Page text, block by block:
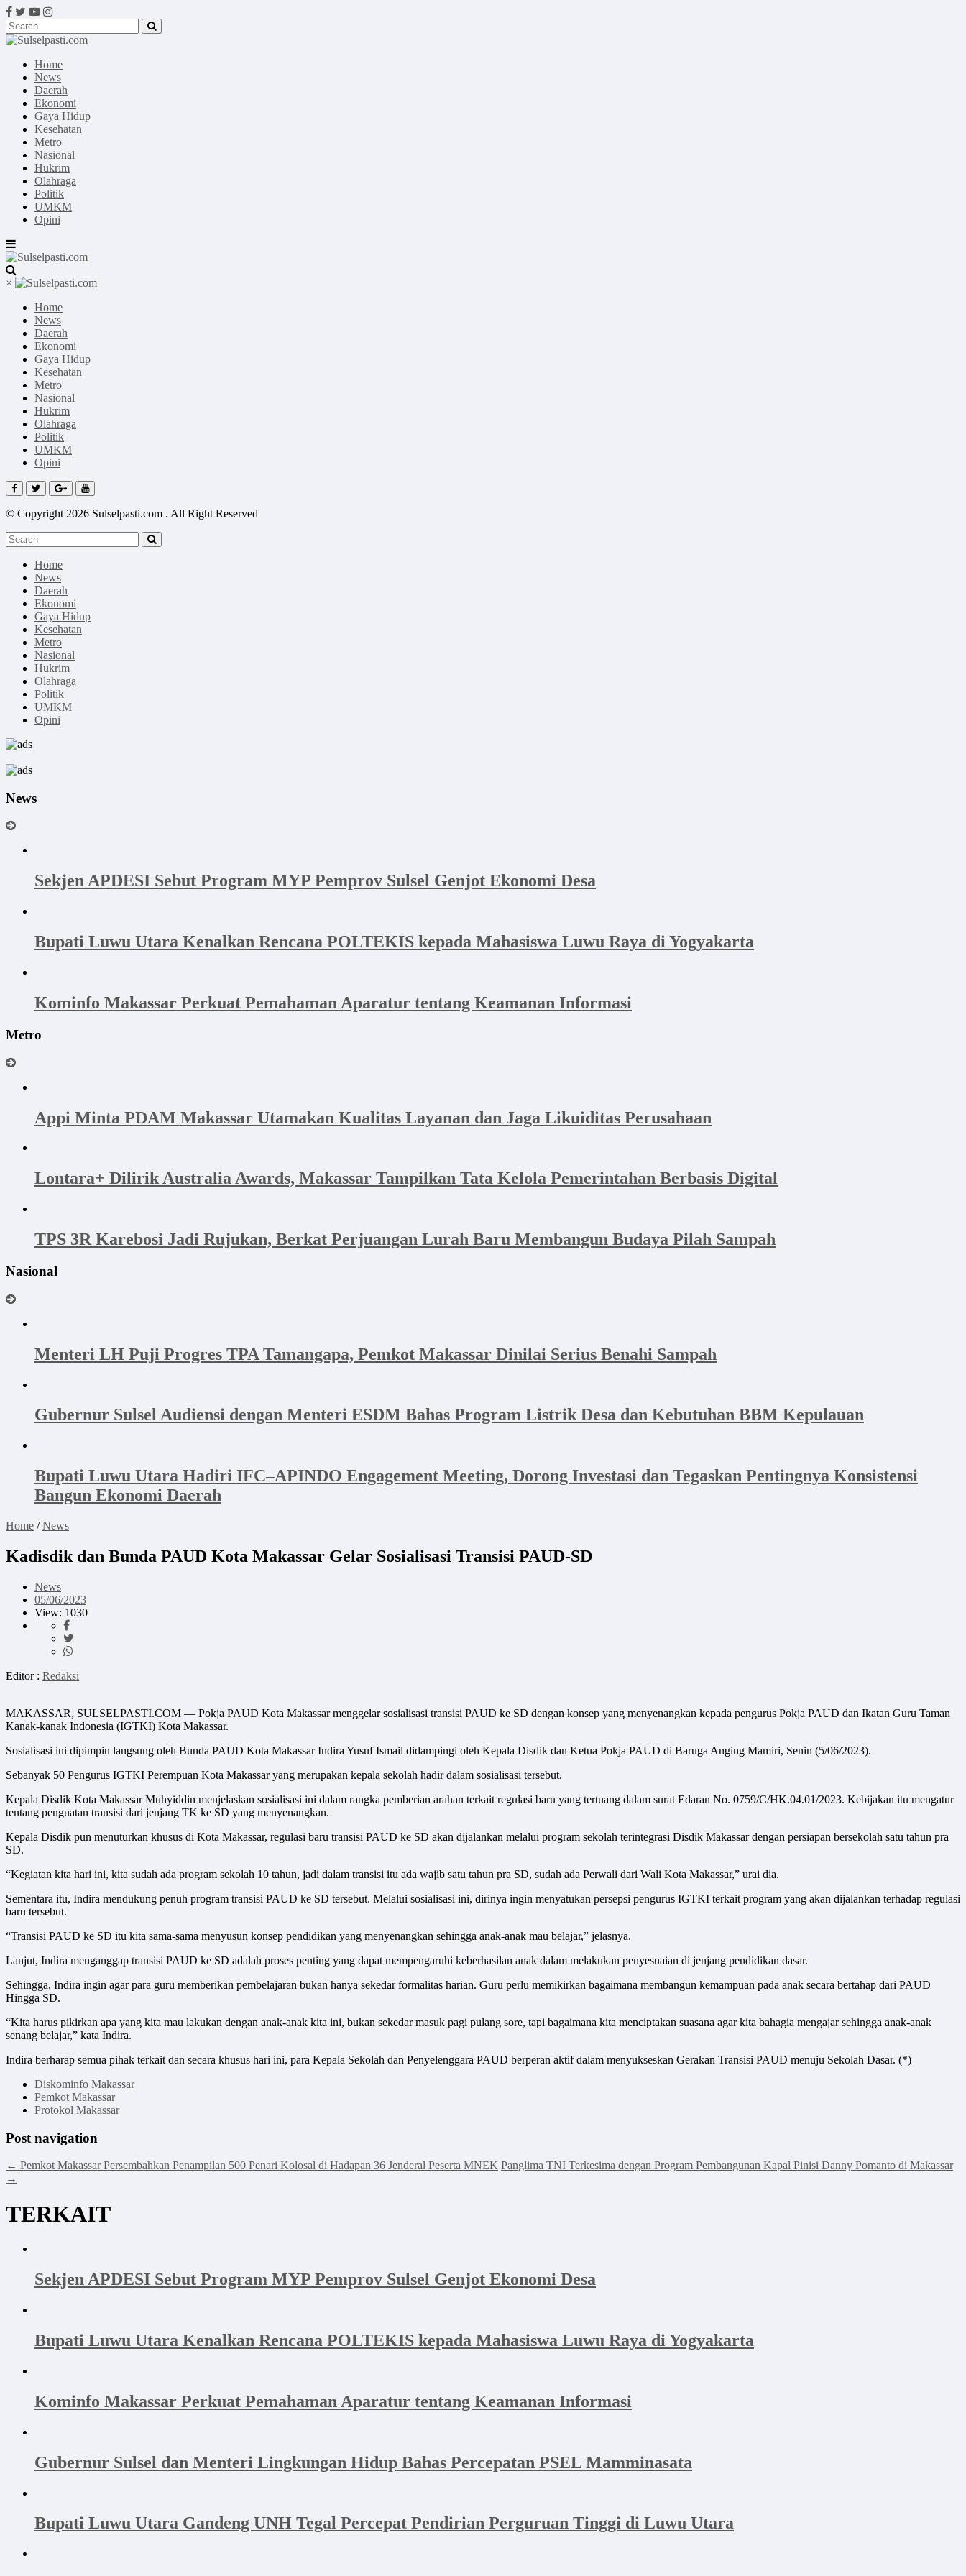
Home
News
Daerah
Ekonomi
Gaya Hidup
Kesehatan
Metro
Nasional
Hukrim
Olahraga
Politik
UMKM
Opini
×
Home
News
Daerah
Ekonomi
Gaya Hidup
Kesehatan
Metro
Nasional
Hukrim
Olahraga
Politik
UMKM
Opini
© Copyright 2026 Sulselpasti.com . All Right Reserved
Home
News
Daerah
Ekonomi
Gaya Hidup
Kesehatan
Metro
Nasional
Hukrim
Olahraga
Politik
UMKM
Opini
News
Sekjen APDESI Sebut Program MYP Pemprov Sulsel Genjot Ekonomi Desa
Bupati Luwu Utara Kenalkan Rencana POLTEKIS kepada Mahasiswa Luwu Raya di Yogyakarta
Kominfo Makassar Perkuat Pemahaman Aparatur tentang Keamanan Informasi
Metro
Appi Minta PDAM Makassar Utamakan Kualitas Layanan dan Jaga Likuiditas Perusahaan
Lontara+ Dilirik Australia Awards, Makassar Tampilkan Tata Kelola Pemerintahan Berbasis Digital
TPS 3R Karebosi Jadi Rujukan, Berkat Perjuangan Lurah Baru Membangun Budaya Pilah Sampah
Nasional
Menteri LH Puji Progres TPA Tamangapa, Pemkot Makassar Dinilai Serius Benahi Sampah
Gubernur Sulsel Audiensi dengan Menteri ESDM Bahas Program Listrik Desa dan Kebutuhan BBM Kepulauan
Bupati Luwu Utara Hadiri IFC–APINDO Engagement Meeting, Dorong Investasi dan Tegaskan Pentingnya Konsistensi
Bangun Ekonomi Daerah
Home /News
Kadisdik dan Bunda PAUD Kota Makassar Gelar Sosialisasi Transisi PAUD-SD
News
05/06/2023
View: 1030
Editor : Redaksi
MAKASSAR, SULSELPASTI.COM — Pokja PAUD Kota Makassar menggelar sosialisasi transisi PAUD ke SD dengan konsep yang menyenangkan kepada pengurus Pokja PAUD dan Ikatan Guru Taman
Kanak-kanak Indonesia (IGTKI) Kota Makassar.
Sosialisasi ini dipimpin langsung oleh Bunda PAUD Kota Makassar Indira Yusuf Ismail didampingi oleh Kepala Disdik dan Ketua Pokja PAUD di Baruga Anging Mamiri, Senin (5/06/2023).
Sebanyak 50 Pengurus IGTKI Perempuan Kota Makassar yang merupakan kepala sekolah hadir dalam sosialisasi tersebut.
Kepala Disdik Kota Makassar Muhyiddin menjelaskan sosialisasi ini dalam rangka pemberian arahan terkait regulasi baru yang tertuang dalam surat Edaran No. 0759/C/HK.04.01/2023. Kebijakan itu mengatur
tentang penguatan transisi dari jenjang TK ke SD yang menyenangkan.
Kepala Disdik pun menuturkan khusus di Kota Makassar, regulasi baru transisi PAUD ke SD akan dijalankan melalui program sekolah terintegrasi Disdik Makassar dengan persiapan bersekolah satu tahun pra
SD.
“Kegiatan kita hari ini, kita sudah ada program sekolah 10 tahun, jadi dalam transisi itu ada wajib satu tahun pra SD, sudah ada Perwali dari Wali Kota Makassar,” urai dia.
Sementara itu, Indira mendukung penuh program transisi PAUD ke SD tersebut. Melalui sosialisasi ini, dirinya ingin menyatukan persepsi pengurus IGTKI terkait program yang akan dijalankan terhadap regulasi
baru tersebut.
“Transisi PAUD ke SD itu kita sama-sama menyusun konsep pendidikan yang menyenangkan sehingga anak-anak mau belajar,” jelasnya.
Lanjut, Indira menganggap transisi PAUD ke SD adalah proses penting yang dapat mempengaruhi keberhasilan anak dalam melakukan penyesuaian di jenjang pendidikan dasar.
Sehingga, Indira ingin agar para guru memberikan pembelajaran bukan hanya sekedar formalitas harian. Guru perlu memikirkan bagaimana membangun kemampuan pada anak secara bertahap dari PAUD
Hingga SD.
“Kita harus pikirkan apa yang kita mau lakukan dengan anak-anak kita ini, bukan sekedar masuk pagi pulang sore, tapi bagaimana kita menciptakan suasana agar kita bahagia mengajar sehingga anak-anak
senang belajar,” kata Indira.
Indira berharap semua pihak terkait dan secara khusus hari ini, para Kepala Sekolah dan Penyelenggara PAUD berperan aktif dalam menyukseskan Gerakan Transisi PAUD menuju Sekolah Dasar. (*)
Diskominfo Makassar
Pemkot Makassar
Protokol Makassar
Post navigation
← Pemkot Makassar Persembahkan Penampilan 500 Penari Kolosal di Hadapan 36 Jenderal Peserta MNEK Panglima TNI Terkesima dengan Program Pembangunan Kapal Pinisi Danny Pomanto di Makassar
→
TERKAIT
Sekjen APDESI Sebut Program MYP Pemprov Sulsel Genjot Ekonomi Desa
Bupati Luwu Utara Kenalkan Rencana POLTEKIS kepada Mahasiswa Luwu Raya di Yogyakarta
Kominfo Makassar Perkuat Pemahaman Aparatur tentang Keamanan Informasi
Gubernur Sulsel dan Menteri Lingkungan Hidup Bahas Percepatan PSEL Mamminasata
Bupati Luwu Utara Gandeng UNH Tegal Percepat Pendirian Perguruan Tinggi di Luwu Utara